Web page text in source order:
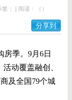
签： 阅读： （ ）
分享到
房季。9月6日
动覆盖融创、
及全国79个城